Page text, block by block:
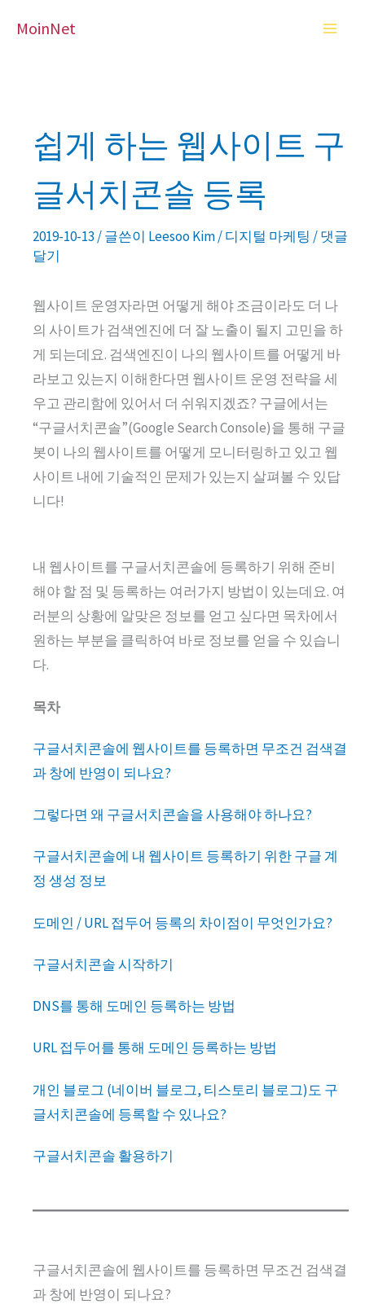
MoinNet
쉽게 하는 웹사이트 구
글서치콘솔 등록
2019-10-13 / 글쓴이 Leesoo Kim/디지털 마케팅 /댓글
달기
웹사이트 운영자라면 어떻게 해야 조금이라도 더 나
의 사이트가 검색엔진에 더 잘 노출이 될지 고민을 하
게 되는데요. 검색엔진이 나의 웹사이트를 어떻게 바
라보고 있는지 이해한다면 웹사이트 운영 전략을 세
우고 관리함에 있어서 더 쉬워지겠죠? 구글에서는
“구글서치콘솔”(Google Search Console)을 통해 구글
봇이 나의 웹사이트를 어떻게 모니터링하고 있고 웹
사이트 내에 기술적인 문제가 있는지 살펴볼 수 있답
니다!
내 웹사이트를 구글서치콘솔에 등록하기 위해 준비
해야 할 점 및 등록하는 여러가지 방법이 있는데요. 여
러분의 상황에 알맞은 정보를 얻고 싶다면 목차에서
원하는 부분을 클릭하여 바로 정보를 얻을 수 있습니
다.
목차
구글서치콘솔에 웹사이트를 등록하면 무조건 검색결
과 창에 반영이 되나요?
그렇다면 왜 구글서치콘솔을 사용해야 하나요?
구글서치콘솔에 내 웹사이트 등록하기 위한 구글 계
정 생성 정보
도메인 / URL 접두어 등록의 차이점이 무엇인가요?
구글서치콘솔 시작하기
DNS를 통해 도메인 등록하는 방법
URL 접두어를 통해 도메인 등록하는 방법
개인 블로그 (네이버 블로그, 티스토리 블로그)도 구
글서치콘솔에 등록할 수 있나요?
구글서치콘솔 활용하기
구글서치콘솔에 웹사이트를 등록하면 무조건 검색결
과 창에 반영이 되나요?